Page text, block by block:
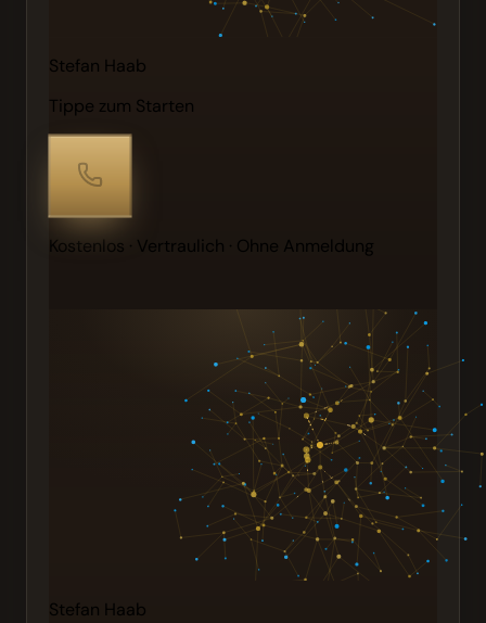
Stefan Haab
Tippe zum Starten
Kostenlos · Vertraulich · Ohne Anmeldung
Stefan Haab